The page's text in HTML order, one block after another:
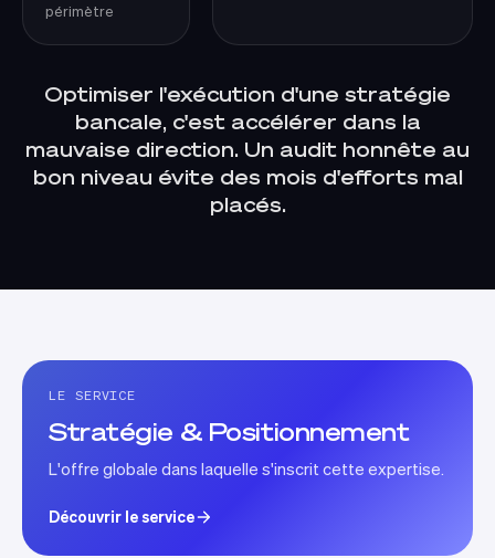
périmètre
Optimiser l'exécution d'une stratégie
bancale, c'est accélérer dans la
mauvaise direction. Un audit honnête au
bon niveau évite des mois d'efforts mal
placés.
LE SERVICE
Stratégie & Positionnement
L'offre globale dans laquelle s'inscrit cette expertise.
Découvrir le service